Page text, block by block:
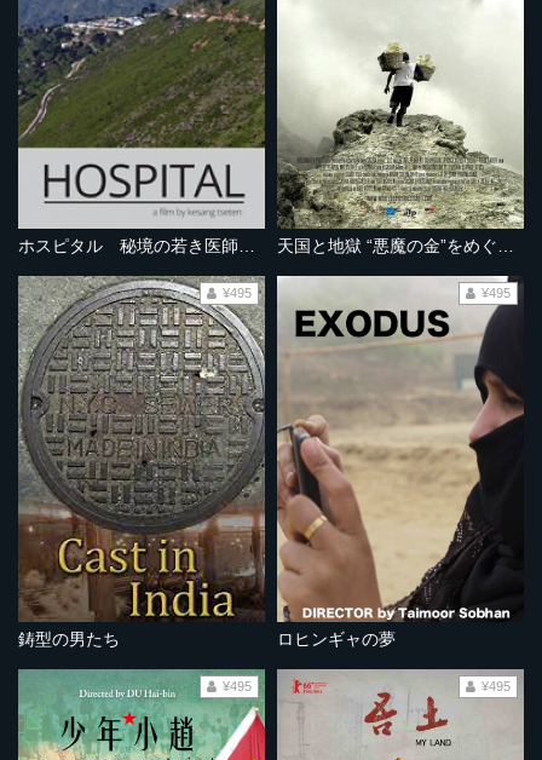
鋳型の男たち
¥495
ロヒンギャの夢
¥495
¥495 ¥495